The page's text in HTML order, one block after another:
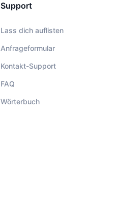
Support
Lass dich auflisten
Anfrageformular
Kontakt-Support
FAQ
Wörterbuch